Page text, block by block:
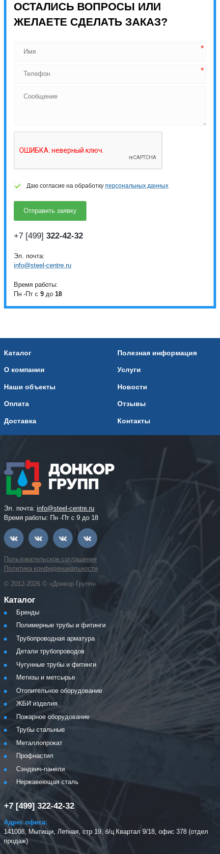
ОСТАЛИСЬ ВОПРОСЫ ИЛИ
ЖЕЛАЕТЕ СДЕЛАТЬ ЗАКАЗ?
Даю согласие на обработку персональных данных
+7 [499] 322-42-32
Эл. почта:
info@steel-centre.ru
Время работы:
Пн -Пт с 9 до 18
Каталог
О компании
Наши объекты
Оплата
Доставка
Полезная информация
Услуги
Новости
Отзывы
Контакты
Эл. почта: info@steel-centre.ru
Время работы: Пн -Пт с 9 до 18
Пользовательское соглашение
Политика конфиденциальности
© 2012-2026 © «Донкор Групп»
Каталог
Бренды
Полимерные трубы и фитинги
Трубопроводная арматура
Детали трубопроводов
Чугунные трубы и фитинги
Метизы и метсырье
Отопительное оборудование
ЖБИ изделия
Пожарное оборудование
Трубы стальные
Металлопрокат
Профнастил
Сэндвич-панели
Нержавеющая сталь
+7 [499] 322-42-32
Адрес офиса:
141008, Мытищи, Летная, стр 19, б/ц Квартал 9/18, офис 378 (отдел
продаж)